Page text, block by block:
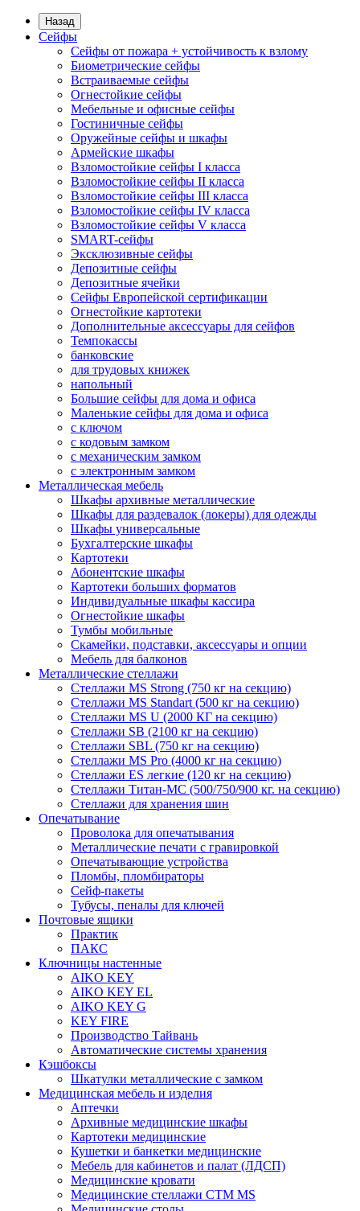
Назад
Сейфы
Сейфы от пожара + устойчивость к взлому
Биометрические сейфы
Встраиваемые сейфы
Огнестойкие сейфы
Мебельные и офисные сейфы
Гостиничные сейфы
Оружейные сейфы и шкафы
Армейские шкафы
Взломостойкие сейфы I класса
Взломостойкие сейфы II класса
Взломостойкие сейфы III класса
Взломостойкие сейфы IV класса
Взломостойкие сейфы V класса
SMART-сейфы
Эксклюзивные сейфы
Депозитные сейфы
Депозитные ячейки
Сейфы Европейской сертификации
Огнестойкие картотеки
Дополнительные аксессуары для сейфов
Темпокассы
банковские
для трудовых книжек
напольный
Большие сейфы для дома и офиса
Маленькие сейфы для дома и офиса
с ключом
с кодовым замком
с механическим замком
с электронным замком
Металлическая мебель
Шкафы архивные металлические
Шкафы для раздевалок (локеры) для одежды
Шкафы универсальные
Бухгалтерские шкафы
Картотеки
Абонентские шкафы
Картотеки больших форматов
Индивидуальные шкафы кассира
Огнестойкие шкафы
Тумбы мобильные
Скамейки, подставки, аксессуары и опции
Мебель для балконов
Металлические стеллажи
Стеллажи MS Strong (750 кг на секцию)
Стеллажи MS Standart (500 кг на секцию)
Стеллажи MS U (2000 КГ на секцию)
Стеллажи SB (2100 кг на секцию)
Стеллажи SBL (750 кг на секцию)
Стеллажи MS Pro (4000 кг на секцию)
Стеллажи ES легкие (120 кг на секцию)
Стеллажи Титан-МС (500/750/900 кг. на секцию)
Стеллажи для хранения шин
Опечатывание
Проволока для опечатывания
Металлические печати с гравировкой
Опечатывающие устройства
Пломбы, пломбираторы
Сейф-пакеты
Тубусы, пеналы для ключей
Почтовые ящики
Практик
ПАКС
Ключницы настенные
AIKO KEY
AIKO KEY EL
AIKO KEY G
KEY FIRE
Производство Тайвань
Автоматические системы хранения
Кэшбоксы
Шкатулки металлические с замком
Медицинская мебель и изделия
Аптечки
Архивные медицинские шкафы
Картотеки медицинские
Кушетки и банкетки медицинские
Мебель для кабинетов и палат (ЛДСП)
Медицинские кровати
Медицинские стеллажи CTM MS